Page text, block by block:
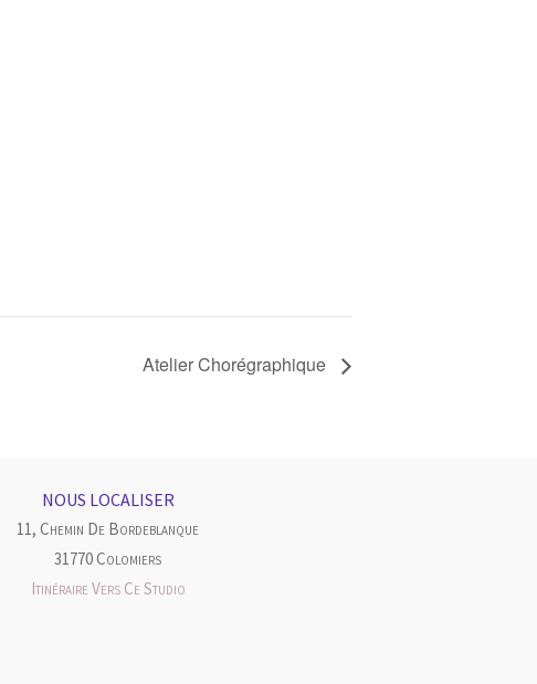
Atelier Chorégraphique
NOUS LOCALISER
11, Chemin De Bordeblanque
31770 Colomiers
Itinéraire Vers Ce Studio